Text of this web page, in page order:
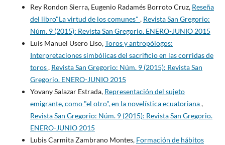
Rey Rondon Sierra, Eugenio Radamés Borroto Cruz, Reseña
del libro"La virtud de los comunes" , Revista San Gregorio:
Núm. 9 (2015): Revista San Gregorio. ENERO-JUNIO 2015
Luis Manuel Usero Liso,Toros y antropólogos:
Interpretaciones simbólicas del sacrificio en las corridas de
toros, Revista San Gregorio: Núm. 9 (2015): Revista San
Gregorio. ENERO-JUNIO 2015
Yovany Salazar Estrada, Representación del sujeto
emigrante, como "el otro", en la novelística ecuatoriana,
Revista San Gregorio: Núm. 9 (2015): Revista San Gregorio.
ENERO-JUNIO 2015
Lubis Carmita Zambrano Montes, Formación de hábitos